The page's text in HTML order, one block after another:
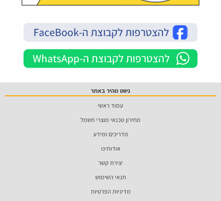
ניווט מהיר באתר
עמוד ראשי
מחירון טכנאי מוצרי חשמל
מדריכים ומידע
אודותינו
יצירת קשר
תנאי השימוש
מדיניות הפרטיות